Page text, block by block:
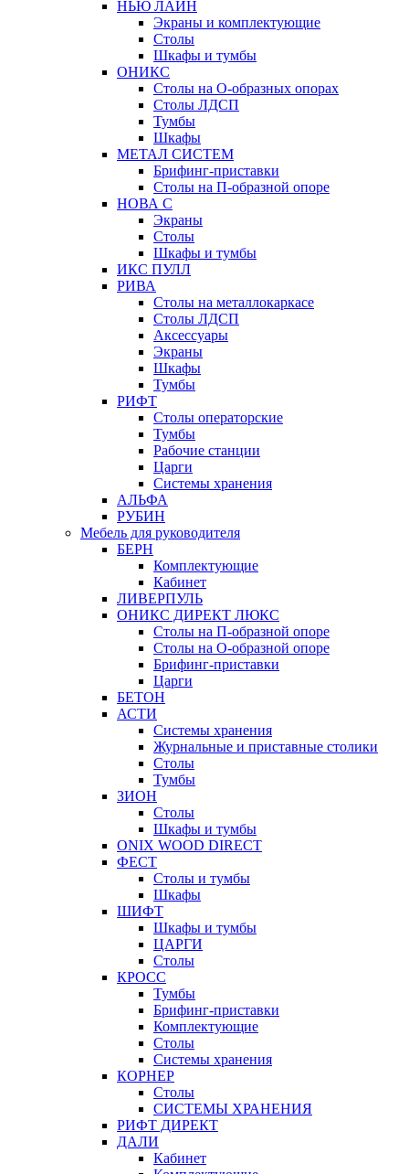
НЬЮ ЛАЙН
Экраны и комплектующие
Столы
Шкафы и тумбы
ОНИКС
Столы на О-образных опорах
Столы ЛДСП
Тумбы
Шкафы
МЕТАЛ СИСТЕМ
Брифинг-приставки
Столы на П-образной опоре
НОВА С
Экраны
Столы
Шкафы и тумбы
ИКС ПУЛЛ
РИВА
Столы на металлокаркасе
Столы ЛДСП
Аксессуары
Экраны
Шкафы
Тумбы
РИФТ
Столы операторские
Тумбы
Рабочие станции
Царги
Системы хранения
АЛЬФА
РУБИН
Мебель для руководителя
БЕРН
Комплектующие
Кабинет
ЛИВЕРПУЛЬ
ОНИКС ДИРЕКТ ЛЮКС
Столы на П-образной опоре
Столы на О-образной опоре
Брифинг-приставки
Царги
БЕТОН
АСТИ
Системы хранения
Журнальные и приставные столики
Столы
Тумбы
ЗИОН
Столы
Шкафы и тумбы
ONIX WOOD DIRECT
ФЕСТ
Столы и тумбы
Шкафы
ШИФТ
Шкафы и тумбы
ЦАРГИ
Столы
КРОСС
Тумбы
Брифинг-приставки
Комплектующие
Столы
Системы хранения
КОРНЕР
Столы
СИСТЕМЫ ХРАНЕНИЯ
РИФТ ДИРЕКТ
ДАЛИ
Кабинет